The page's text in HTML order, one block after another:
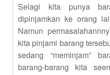
Selagi kita punya
dipinjamkan ke orang
Namun
kita pinjami barang
sedang “meminjam”
barang-barang kita